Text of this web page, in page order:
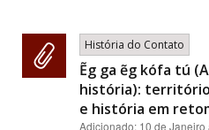
História do Contato
Ẽg ga ẽg kófa tú
história):
e história em
Adicionado: 10 de Janeiro